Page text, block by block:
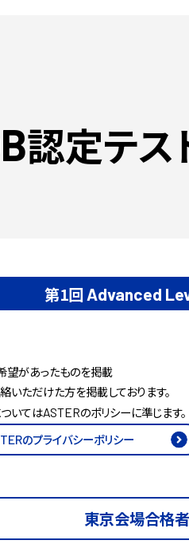
認定テス
第1回 Advanced
望があったものを掲載
ただけた方を掲載しております。
いてはASTERのポリシーに準じます。
のプライバシーポリシー
東京会場合格